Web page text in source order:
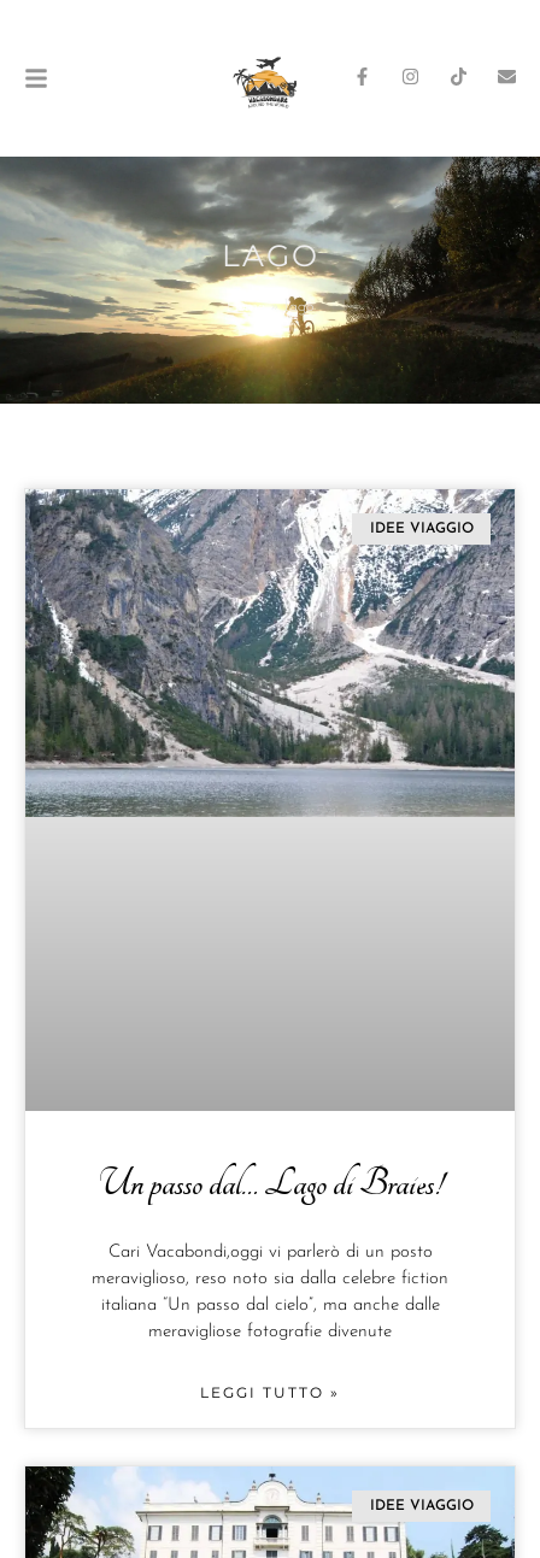
LAGO
Home»lago
IDEE VIAGGIO
Un passo dal… Lago di Braies!
Cari Vacabondi,oggi vi parlerò di un posto
meraviglioso, reso noto sia dalla celebre fiction
italiana “Un passo dal cielo”, ma anche dalle
meravigliose fotografie divenute
LEGGI TUTTO »
IDEE VIAGGIO